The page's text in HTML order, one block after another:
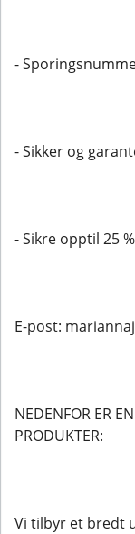
-
- Sikker og
- Sikre opptil 25
E-post:
NEDENFOR ER
PRODUKTER:
Vi tilbyr et bredt